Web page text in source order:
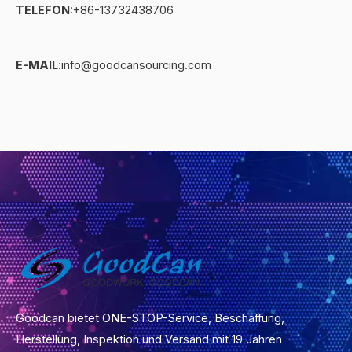
r
c
c
h
t
*
TELEFON:+86-13732438706
E-MAIL:info@goodcansourcing.com
Goodcan bietet ONE-STOP-Service, Beschaffung,
Herstellung, Inspektion und Versand mit 19 Jahren